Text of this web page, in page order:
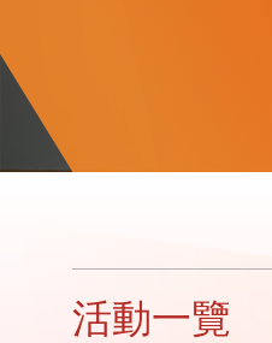
活動一覽